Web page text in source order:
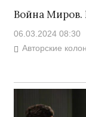
Война Миров.
06.03.2024 08:30
Авторские